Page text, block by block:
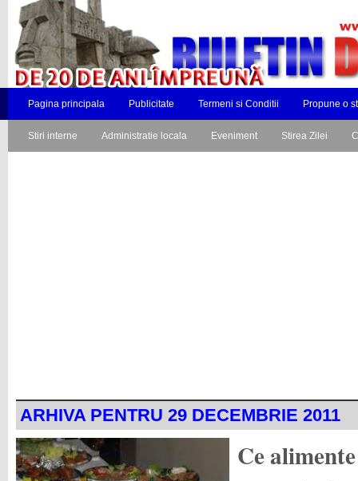
Pagina principala Publicitate Termeni si Conditii Propune o
Stiri interne Administratie locala Eveniment Stirea Zilei
ARHIVA PENTRU 29 DECEMBRIE 2011
Ce